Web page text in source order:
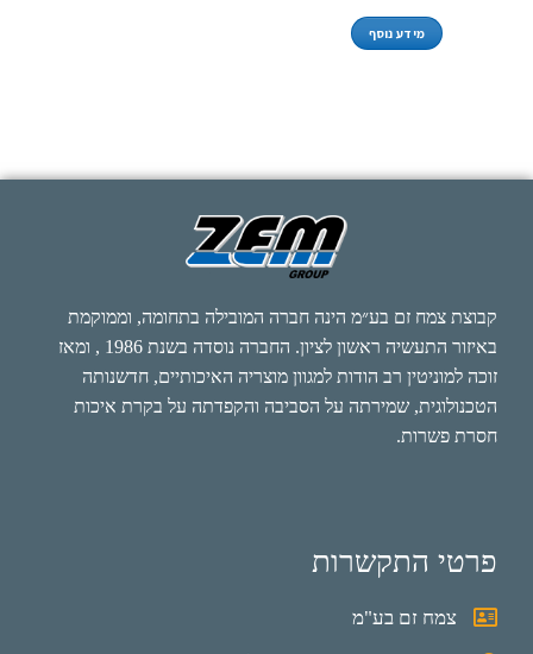
מידע נוסף
קבוצת צמח זם בע״מ הינה חברה המובילה בתחומה, וממוקמת
באיזור התעשיה ראשון לציון. החברה נוסדה בשנת 1986 , ומאז
זוכה למוניטין רב הודות למגוון מוצריה האיכותיים, חדשנותה
הטכנולוגית, שמירתה על הסביבה והקפדתה על בקרת איכות
חסרת פשרות.
פרטי התקשרות
צמח זם בע"מ